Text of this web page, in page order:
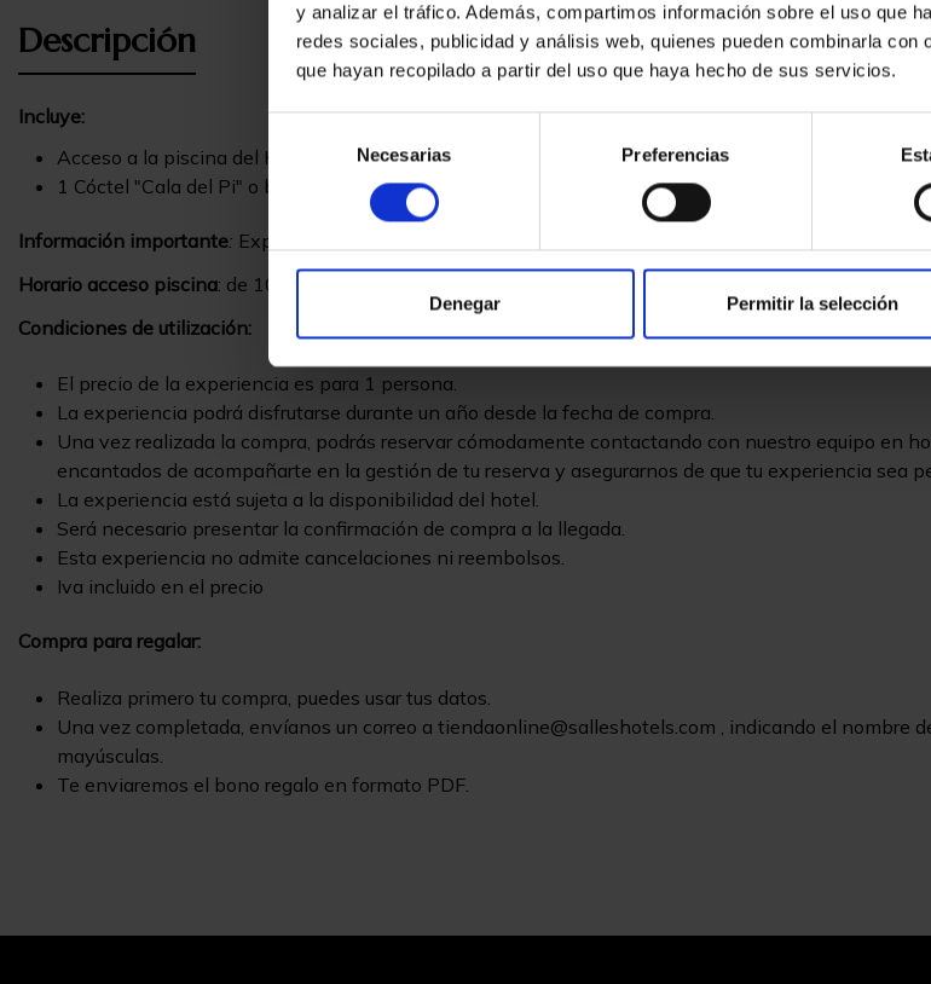
y analizar el tráfico. Además, compartimos información sobre el uso que
redes sociales, publicidad y análisis web, quienes pueden combinarla con
que hayan recopilado a partir del uso que haya hecho de sus servicios.
de
consentimiento
Necesarias Preferencias
Denegar Permitir la selección
Nombre de la lista de deseos
Descripción
Incluye:
Acceso a la piscina del Hotel Cala del Pi, alquiler de tumbona/cama balinesa y servicio de toalla.
1 Cóctel "Cala del Pi" o bebida refrescante.
Información importante: Experiencia válida del 04.05.2026 hasta 31.10.2026 y siempre sujeto a
Horario acceso piscina: de 10.00h a 20.00h
Condiciones de utilización:
El precio de la experiencia es para 1 persona.
La experiencia podrá disfrutarse durante un año desde la fecha de compra.
Una vez realizada la compra, podrás reservar cómodamente contactando con nuestro equipo en
encantados de acompañarte en la gestión de tu reserva y asegurarnos de que tu experiencia sea
La experiencia está sujeta a la disponibilidad del hotel.
Será necesario presentar la confirmación de compra a la llegada.
Esta experiencia no admite cancelaciones ni reembolsos.
Iva incluido en el precio
Compra para regalar:
Realiza primero tu compra, puedes usar tus datos.
Una vez completada, envíanos un correo a tiendaonline@salleshotels.com , indicando el nombre
mayúsculas.
Te enviaremos el bono regalo en formato PDF.